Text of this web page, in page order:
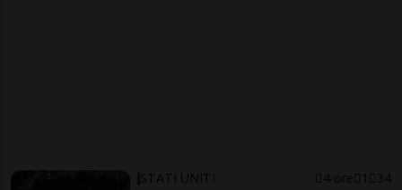
STATI UNITI 4 ore 1 34